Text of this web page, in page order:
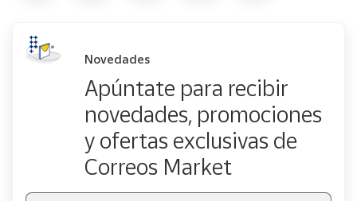
Novedades
Apúntate para recibir
novedades, promociones
y ofertas exclusivas de
Correos Market